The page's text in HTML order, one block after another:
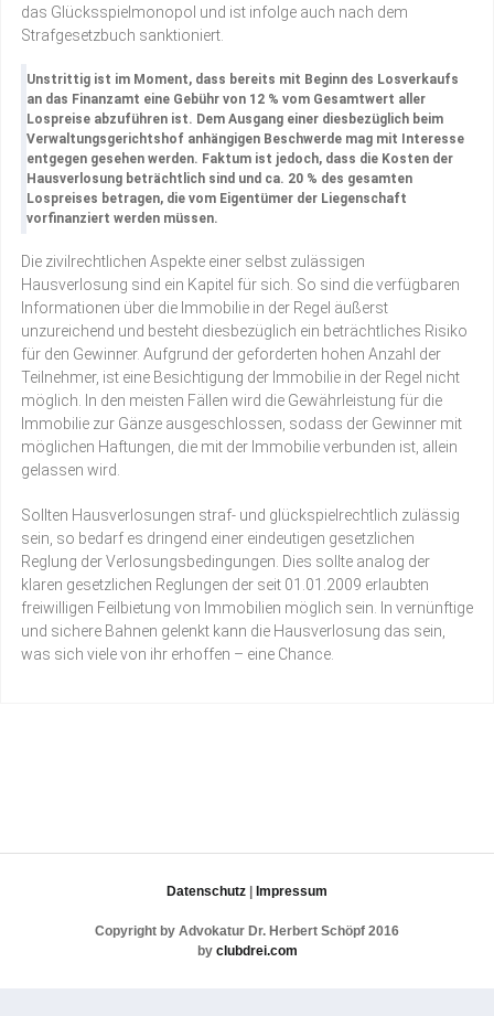
das Glücksspielmonopol und ist infolge auch nach dem
Strafgesetzbuch sanktioniert.
Unstrittig ist im Moment, dass bereits mit Beginn des Losverkaufs
an das Finanzamt eine Gebühr von 12 % vom Gesamtwert aller
Lospreise abzuführen ist. Dem Ausgang einer diesbezüglich beim
Verwaltungsgerichtshof anhängigen Beschwerde mag mit Interesse
entgegen gesehen werden. Faktum ist jedoch, dass die Kosten der
Hausverlosung beträchtlich sind und ca. 20 % des gesamten
Lospreises betragen, die vom Eigentümer der Liegenschaft
vorfinanziert werden müssen.
Die zivilrechtlichen Aspekte einer selbst zulässigen
Hausverlosung sind ein Kapitel für sich. So sind die verfügbaren
Informationen über die Immobilie in der Regel äußerst
unzureichend und besteht diesbezüglich ein beträchtliches Risiko
für den Gewinner. Aufgrund der geforderten hohen Anzahl der
Teilnehmer, ist eine Besichtigung der Immobilie in der Regel nicht
möglich. In den meisten Fällen wird die Gewährleistung für die
Immobilie zur Gänze ausgeschlossen, sodass der Gewinner mit
möglichen Haftungen, die mit der Immobilie verbunden ist, allein
gelassen wird.
Sollten Hausverlosungen straf- und glückspielrechtlich zulässig
sein, so bedarf es dringend einer eindeutigen gesetzlichen
Reglung der Verlosungsbedingungen. Dies sollte analog der
klaren gesetzlichen Reglungen der seit 01.01.2009 erlaubten
freiwilligen Feilbietung von Immobilien möglich sein. In vernünftige
und sichere Bahnen gelenkt kann die Hausverlosung das sein,
was sich viele von ihr erhoffen – eine Chance.
Datenschutz Impressum
Copyright by Advokatur Dr. Herbert Schöpf 2016
by clubdrei.com